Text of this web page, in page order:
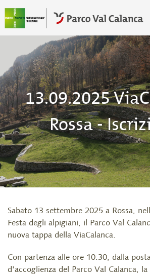
13.09.2025
Rossa -
Sabato 13 settembre 2025 a Rossa,
Festa degli alpigiani, il Parco Val
nuova tappa della ViaCalanca.
Con partenza alle ore 10:30, dalla
d'accoglienza del Parco Val Calanca,